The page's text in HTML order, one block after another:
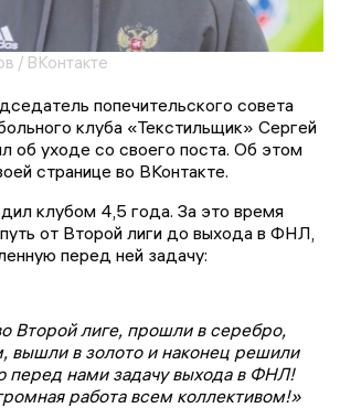
/ ВКонтакте
попечительского совета
клуба «Текстильщик» Сергей
об уходе со своего поста. Об этом
странице во ВКонтакте.
клубом 4,5 года. За это время
от Второй лиги до выхода в ФНЛ,
перед ней задачу:
Второй лиге, прошли в серебро,
вышли в золото и наконец решили
перед нами задачу выхода в ФНЛ!
работа всем коллективом!»